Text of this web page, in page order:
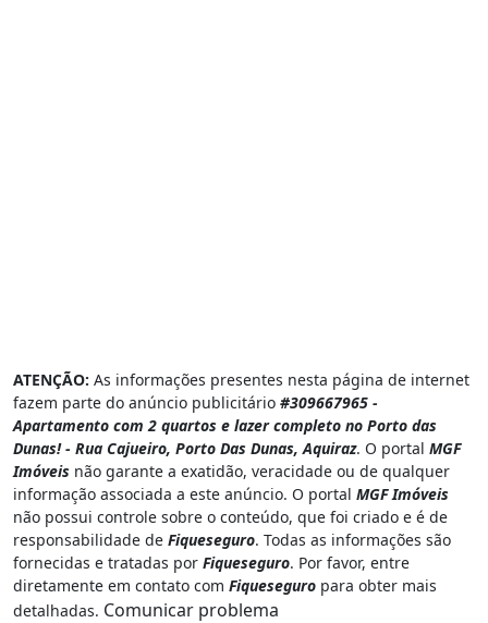
ATENÇÃO: As informações presentes nesta página de internet
fazem parte do anúncio publicitário #309667965 -
Apartamento com 2 quartos e lazer completo no Porto das
Dunas! - Rua Cajueiro, Porto Das Dunas, Aquiraz. O portal MGF
Imóveis não garante a exatidão, veracidade ou de qualquer
informação associada a este anúncio. O portal MGF Imóveis
não possui controle sobre o conteúdo, que foi criado e é de
responsabilidade de Fiqueseguro. Todas as informações são
fornecidas e tratadas por Fiqueseguro. Por favor, entre
diretamente em contato com Fiqueseguro para obter mais
detalhadas. Comunicar problema